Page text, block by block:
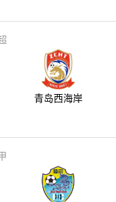
青岛西海岸